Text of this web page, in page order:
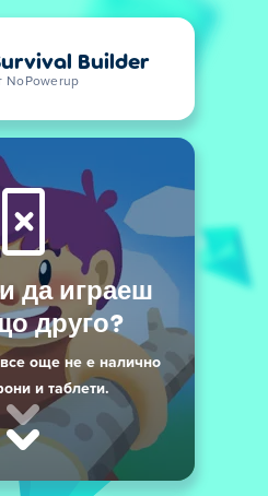
Builder
NoPowerup
да играеш
друго?
още не е налично
и таблети.